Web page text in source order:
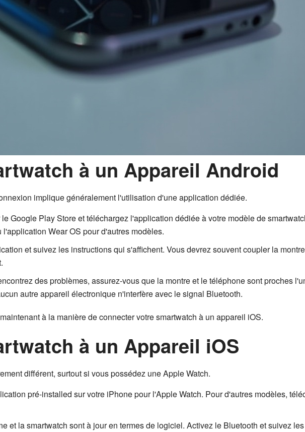
à un Appareil Android
implique généralement l'utilisation d'une application dédiée.
Google Play Store et téléchargez l'application dédiée à votre modèle de
Wear OS pour d'autres modèles.
et suivez les instructions qui s'affichent. Vous devrez souvent coupler la
des problèmes, assurez-vous que la montre et le téléphone sont proches
autre appareil électronique n'interfère avec le signal Bluetooth.
à la manière de connecter votre smartwatch à un appareil iOS.
à un Appareil iOS
différent, surtout si vous possédez une Apple Watch.
pré-installed sur votre iPhone pour l'Apple Watch. Pour d'autres modèles,
et la smartwatch sont à jour en termes de logiciel. Activez le Bluetooth et suivez